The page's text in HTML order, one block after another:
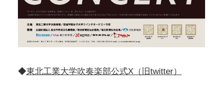
◆東北工業大学吹奏楽部公式X（旧twitter）